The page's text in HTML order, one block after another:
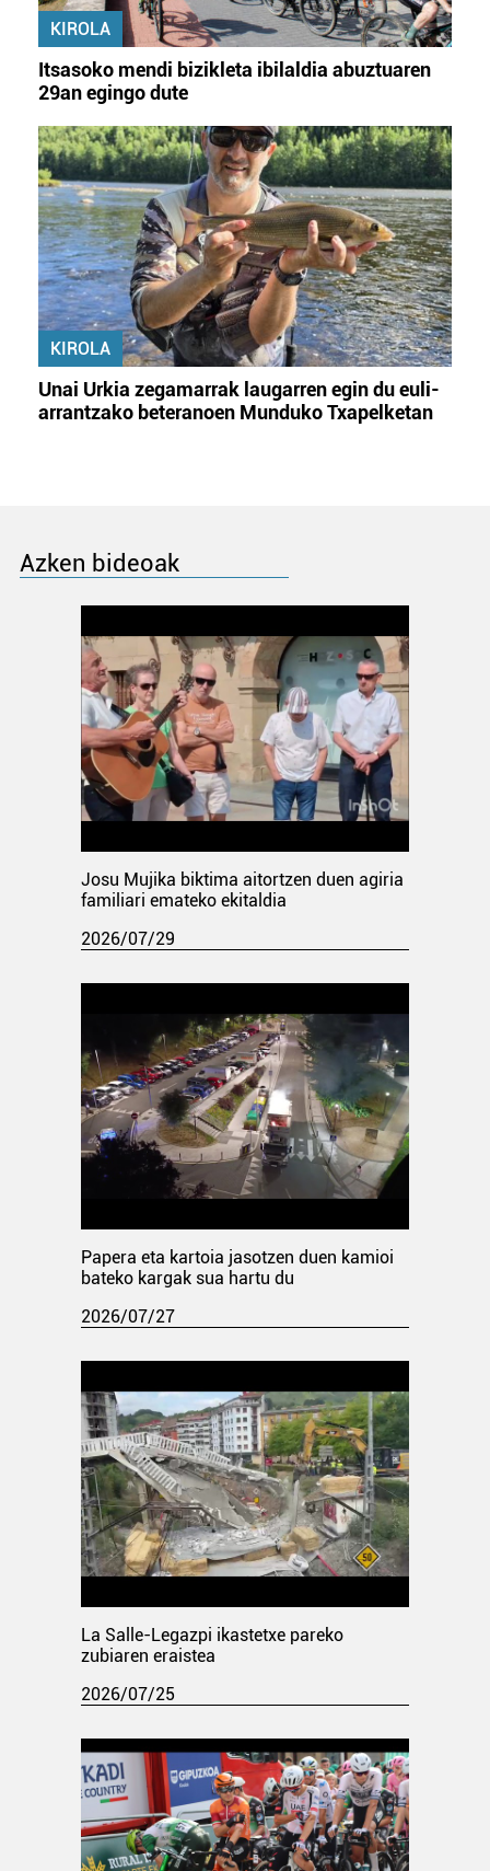
KIROLA
Itsasoko mendi bizikleta ibilaldia abuztuaren
29an egingo dute
KIROLA
Unai Urkia zegamarrak laugarren egin du euli-
arrantzako beteranoen Munduko Txapelketan
Azken bideoak
Josu Mujika biktima aitortzen duen agiria
familiari emateko ekitaldia
2026/07/29
Papera eta kartoia jasotzen duen kamioi
bateko kargak sua hartu du
2026/07/27
La Salle-Legazpi ikastetxe pareko
zubiaren eraistea
2026/07/25